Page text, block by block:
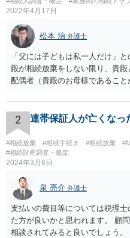
2022年4月17日
松本 治 弁護士
「父には子どもは私一人だけ」
殿が相続放棄をしない限り、貴
配偶者（貴殿のお母様であるこ
2 連帯保証人が亡くなっ
#相続放棄 #相続手続き #相続放棄
#相続財産調査・鑑定
2024年3月6日
泉 亮介 弁護士
支払いの費目等については税理
た方が良いかと思われます。 顧
相談されてみると良いでしょう。